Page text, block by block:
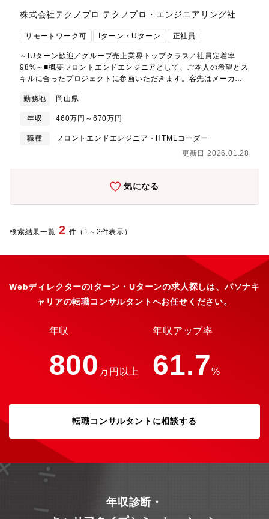
系研修／ヒューマンビジネス系研修／化学系研修・Winスクール全
国主要都市48カ所に教室を展開しているグループ会社の運営する
講習を受講できます。コース：機械CAD／IT／WEB／MSOffice／
リアデザインアドバイザーエンジニアとしてのキャリアデザイン
や業務に関するご相談に応えます。・リーダー研修管理者として
活躍できるエンジニアになるための研修も用意しています。・相
談窓口メンタルヘルスおよびハラスメントに対応する専門窓口を
株式会社テクノプロ テクノプロ・エンジニアリング社
リモートワーク可 Iターン・Uターン 正社員
～IUターン歓迎／グループ売上業界トップクラス／社員定着率
98%～■概要フロントエンドエンジニアとして、ご本人の希望とス
キルに合ったプロジェクトに参画いただきます。客先はメーカー
客（例）・電力会社様・自動車関連業界会社様特に、電力会社様
ではプロジェクトを多く受注頂いており、20%以上のエンジニア
がアサインされています。そのため、ご経験の浅い方でもここで
の案件を通し、同社のエンジニアがいる環境で安心してスキルを
規模なものから小規模なものまであり、要件定義～運用・保守と
Node.js、Rust■アサインの流れ（1）営業より案件提案（2）スキ
ルシート作成（職務経歴書に似たものを担当営業と一緒に作成し
ていただきます。）（3）打ち合わせ（候補者様、担当営業、企業
属■勤務地岡山市、倉敷市のクライアント先となります。■研修体
ング情報系研修／電気・電子系研修／階層別研修／インフラ系研
修／機械系研修／ヒューマンビジネス系研修／化学系研修・Winス
クール全国主要都市48カ所に教室を展開しているグループ会社の
運営する講習を受講できます。コース：機械CAD／IT／WEB／
MSOffice／資格対策※社内承認を得た講座は全額会社負担！■支
リアデザインや業務に関するご相談に応えます。・リーダー研修
る専門窓口を設置しております。
勤務地 岡山県
年収 460万円～670万円
職種
フロントエンドエンジニア・HTMLコーダー
更新日 2026.01.28
気になる
検索結果一覧 2 件（1～2件表示）
WebディレクターのIターン・Uターンの求人探しは、パソナキ
ャリアの転職コンサルタントへお任せください。
年収
800万円以上
年収アップ率
61.7%
転職コンサルタントに相談する
年収診断・